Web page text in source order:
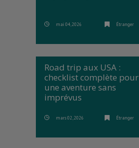
mai 04, 2026 Étranger
Road trip aux USA :
checklist complète pour
une aventure sans
imprévus
mars 02, 2026 Étranger